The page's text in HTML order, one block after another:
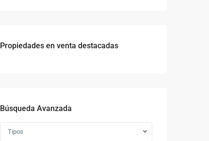
Propiedades en venta destacadas
Búsqueda Avanzada
Tipos